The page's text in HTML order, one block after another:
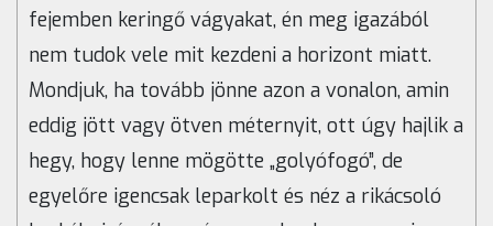
fejemben keringő vágyakat, én meg igazából
nem tudok vele mit kezdeni a horizont miatt.
Mondjuk, ha tovább jönne azon a vonalon, amin
eddig jött vagy ötven méternyit, ott úgy hajlik a
hegy, hogy lenne mögötte „golyófogó”, de
egyelőre igencsak leparkolt és néz a rikácsoló